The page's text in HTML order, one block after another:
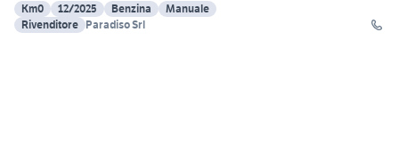
Km0
12/2025 Benzina
Manuale
Rivenditore Paradiso Srl